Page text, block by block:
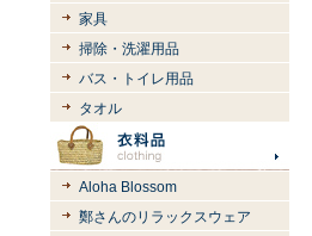
家具
掃除・洗濯用品
バス・トイレ用品
タオル
Aloha Blossom
鄭さんのリラックスウェア